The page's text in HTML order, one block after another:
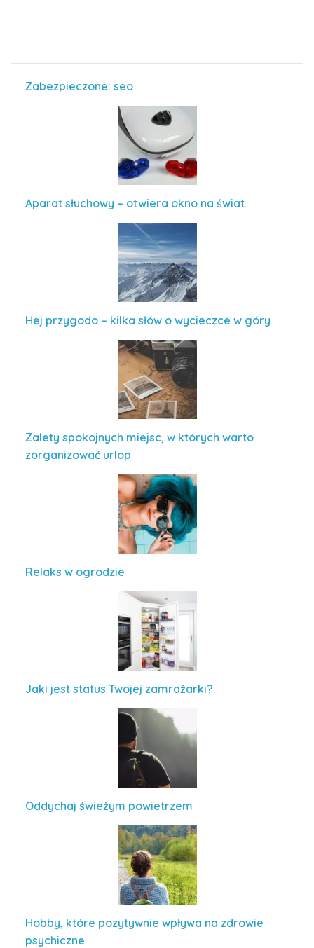
Zabezpieczone: seo
Aparat słuchowy – otwiera okno na świat
Hej przygodo – kilka słów o wycieczce w góry
Zalety spokojnych miejsc, w których warto
zorganizować urlop
Relaks w ogrodzie
Jaki jest status Twojej zamrażarki?
Oddychaj świeżym powietrzem
Hobby, które pozytywnie wpływa na zdrowie
psychiczne